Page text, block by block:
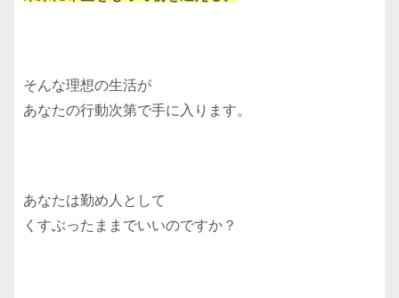
そんな理想の生活が
あなたの行動次第で手に入ります。
あなたは勤め人として
くすぶったままでいいのですか？